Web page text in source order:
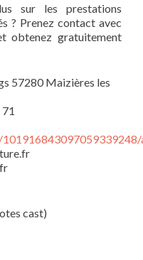
sur les prestations
? Prenez contact avec
obtenez gratuitement
57280 Maizières les
cast)